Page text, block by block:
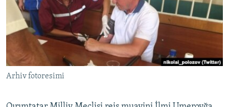
BLOGLAR
FİKİR
Русский
Українською
Arhiv fotoresimi